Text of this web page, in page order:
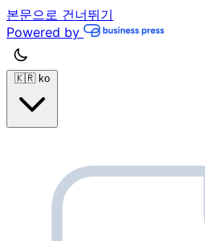
본문으로 건너뛰기
Powered by
🇰🇷 ko